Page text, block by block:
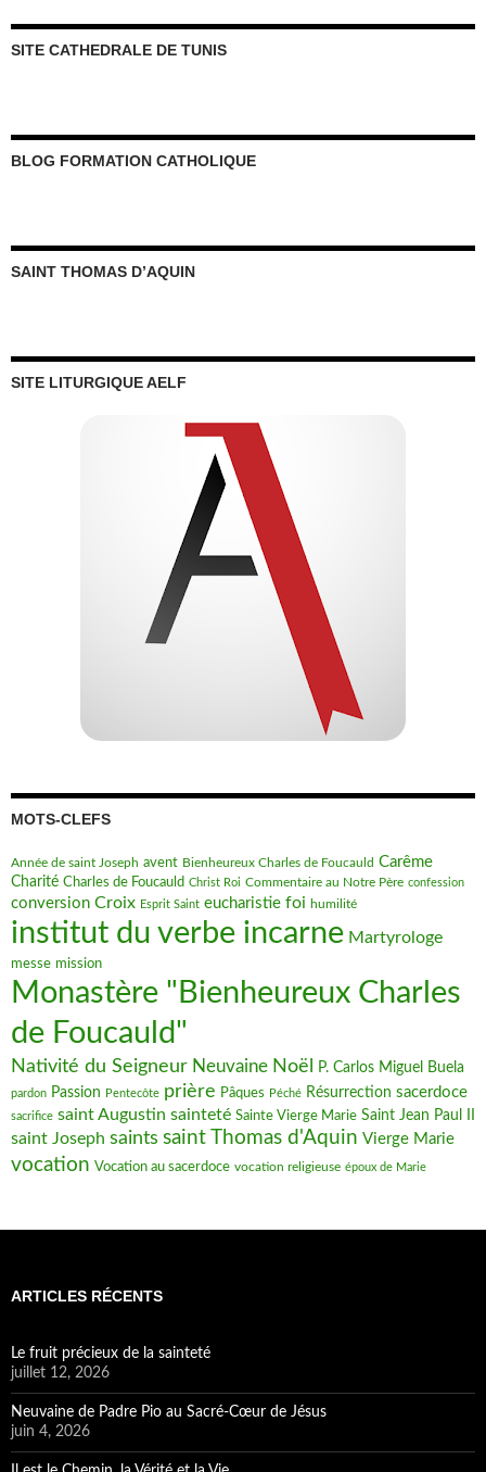
SITE CATHEDRALE DE TUNIS
BLOG FORMATION CATHOLIQUE
SAINT THOMAS D’AQUIN
SITE LITURGIQUE AELF
MOTS-CLEFS
Année de saint Joseph avent Bienheureux Charles de Foucauld Carême
Charité Charles de Foucauld Christ Roi Commentaire au Notre Père confession
conversion Croix Esprit Saint eucharistie foi humilité
institut du verbe incarne Martyrologe
messe mission
Monastère "Bienheureux Charles
de Foucauld"
Nativité du Seigneur Neuvaine Noël P. Carlos Miguel Buela
pardon Passion Pentecôte prière Pâques Péché Résurrection sacerdoce
sacrifice saint Augustin sainteté Sainte Vierge Marie Saint Jean Paul II
saint Joseph saints saint Thomas d'Aquin Vierge Marie
vocation Vocation au sacerdoce vocation religieuse époux de Marie
ARTICLES RÉCENTS
Le fruit précieux de la sainteté
juillet 12, 2026
Neuvaine de Padre Pio au Sacré-Cœur de Jésus
juin 4, 2026